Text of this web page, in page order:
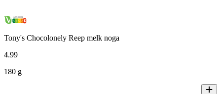
Tony's Chocolonely Reep melk noga
4.99
180 g